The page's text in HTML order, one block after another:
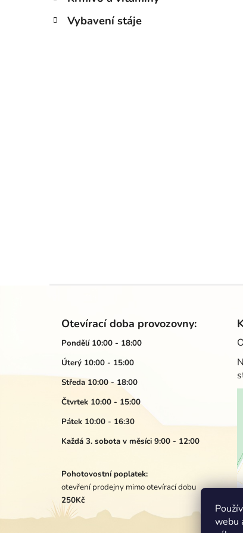
webu
Vybavení stáje
Otevírací doba provozovny:
Pondělí 10:00 - 18:00
Úterý 10:00 - 15:00
Středa 10:00 - 18:00
Čtvrtek 10:00 - 15:00
Pátek 10:00 - 16:30
Každá 3. sobota v měsíci 9:00 - 12:00
Pohotovostní poplatek:
otevření prodejny mimo otevírací dobu
250Kč